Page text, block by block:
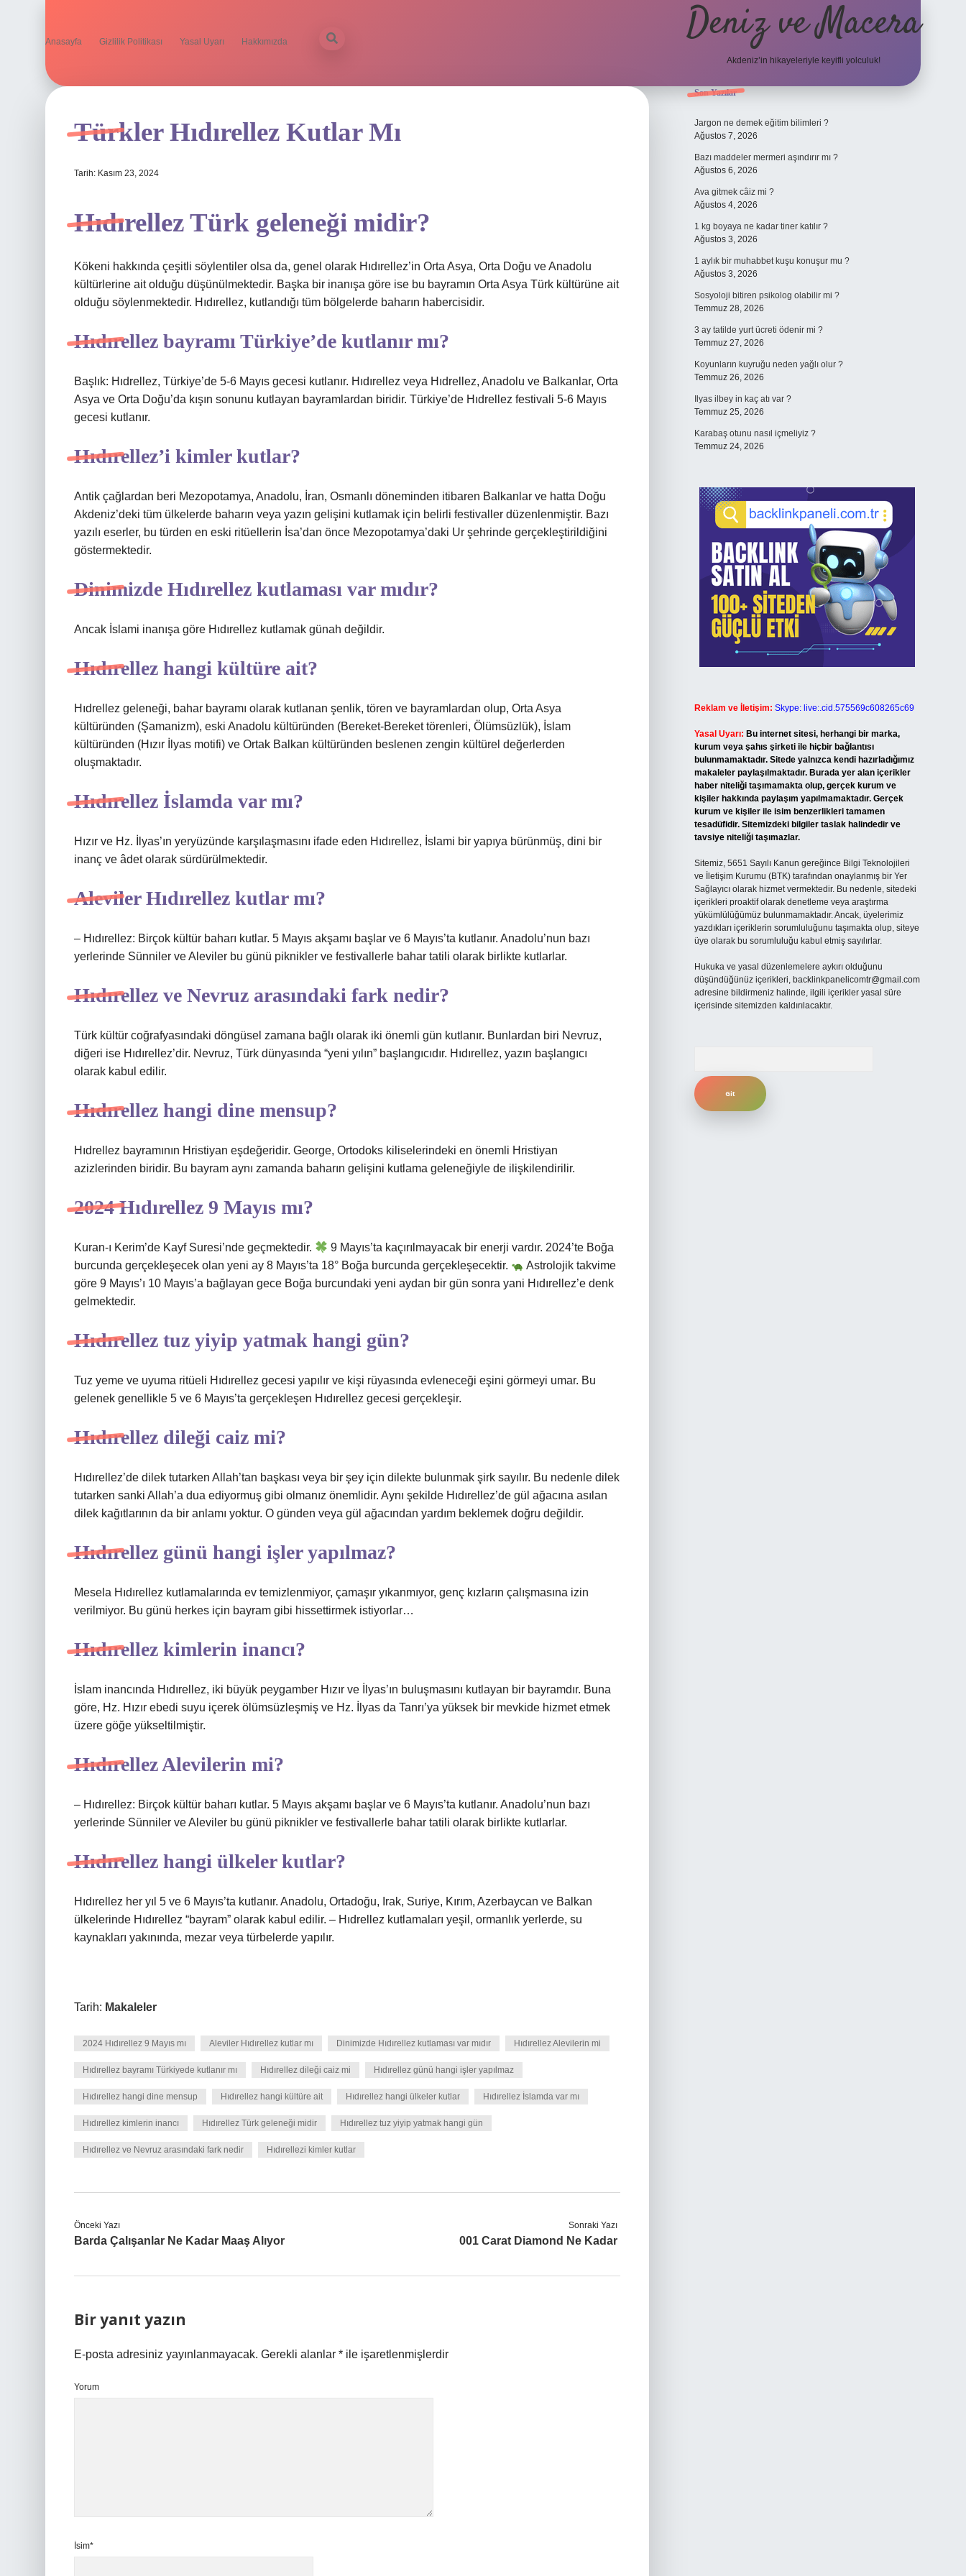
Anasayfa Gizlilik Politikası Yasal Uyarı Hakkımızda Deniz ve Macera
Akdeniz’in hikayeleriyle keyifli yolculuk!
Türkler Hıdırellez Kutlar Mı
Tarih: Kasım 23, 2024
Hıdırellez Türk geleneği midir?
Kökeni hakkında çeşitli söylentiler olsa da, genel olarak Hıdırellez’in Orta Asya, Orta Doğu ve Anadolu
kültürlerine ait olduğu düşünülmektedir. Başka bir inanışa göre ise bu bayramın Orta Asya Türk kültürüne ait
olduğu söylenmektedir. Hıdırellez, kutlandığı tüm bölgelerde baharın habercisidir.
Hıdırellez bayramı Türkiye’de kutlanır mı?
Başlık: Hıdrellez, Türkiye’de 5-6 Mayıs gecesi kutlanır. Hıdırellez veya Hıdrellez, Anadolu ve Balkanlar, Orta
Asya ve Orta Doğu’da kışın sonunu kutlayan bayramlardan biridir. Türkiye’de Hıdrellez festivali 5-6 Mayıs
gecesi kutlanır.
Hıdırellez’i kimler kutlar?
Antik çağlardan beri Mezopotamya, Anadolu, İran, Osmanlı döneminden itibaren Balkanlar ve hatta Doğu
Akdeniz’deki tüm ülkelerde baharın veya yazın gelişini kutlamak için belirli festivaller düzenlenmiştir. Bazı
yazılı eserler, bu türden en eski ritüellerin İsa’dan önce Mezopotamya’daki Ur şehrinde gerçekleştirildiğini
göstermektedir.
Dinimizde Hıdırellez kutlaması var mıdır?
Ancak İslami inanışa göre Hıdırellez kutlamak günah değildir.
Hıdırellez hangi kültüre ait?
Hıdrellez geleneği, bahar bayramı olarak kutlanan şenlik, tören ve bayramlardan olup, Orta Asya
kültüründen (Şamanizm), eski Anadolu kültüründen (Bereket-Bereket törenleri, Ölümsüzlük), İslam
kültüründen (Hızır İlyas motifi) ve Ortak Balkan kültüründen beslenen zengin kültürel değerlerden
oluşmaktadır.
Hıdırellez İslamda var mı?
Hızır ve Hz. İlyas’ın yeryüzünde karşılaşmasını ifade eden Hıdırellez, İslami bir yapıya bürünmüş, dini bir
inanç ve âdet olarak sürdürülmektedir.
Aleviler Hıdırellez kutlar mı?
– Hıdırellez: Birçok kültür baharı kutlar. 5 Mayıs akşamı başlar ve 6 Mayıs’ta kutlanır. Anadolu’nun bazı
yerlerinde Sünniler ve Aleviler bu günü piknikler ve festivallerle bahar tatili olarak birlikte kutlarlar.
Hıdırellez ve Nevruz arasındaki fark nedir?
Türk kültür coğrafyasındaki döngüsel zamana bağlı olarak iki önemli gün kutlanır. Bunlardan biri Nevruz,
diğeri ise Hıdırellez’dir. Nevruz, Türk dünyasında “yeni yılın” başlangıcıdır. Hıdırellez, yazın başlangıcı
olarak kabul edilir.
Hıdırellez hangi dine mensup?
Hıdrellez bayramının Hristiyan eşdeğeridir. George, Ortodoks kiliselerindeki en önemli Hristiyan
azizlerinden biridir. Bu bayram aynı zamanda baharın gelişini kutlama geleneğiyle de ilişkilendirilir.
2024 Hıdırellez 9 Mayıs mı?
Kuran-ı Kerim’de Kayf Suresi’nde geçmektedir.
9 Mayıs’ta kaçırılmayacak bir enerji vardır. 2024’te Boğa
burcunda gerçekleşecek olan yeni ay 8 Mayıs’ta 18° Boğa burcunda gerçekleşecektir.
Astrolojik takvime
göre 9 Mayıs’ı 10 Mayıs’a bağlayan gece Boğa burcundaki yeni aydan bir gün sonra yani Hıdırellez’e denk
gelmektedir.
Hıdırellez tuz yiyip yatmak hangi gün?
Tuz yeme ve uyuma ritüeli Hıdırellez gecesi yapılır ve kişi rüyasında evleneceği eşini görmeyi umar. Bu
gelenek genellikle 5 ve 6 Mayıs’ta gerçekleşen Hıdırellez gecesi gerçekleşir.
Hıdırellez dileği caiz mi?
Hıdırellez’de dilek tutarken Allah’tan başkası veya bir şey için dilekte bulunmak şirk sayılır. Bu nedenle dilek
tutarken sanki Allah’a dua ediyormuş gibi olmanız önemlidir. Aynı şekilde Hıdırellez’de gül ağacına asılan
dilek kağıtlarının da bir anlamı yoktur. O günden veya gül ağacından yardım beklemek doğru değildir.
Hıdırellez günü hangi işler yapılmaz?
Mesela Hıdırellez kutlamalarında ev temizlenmiyor, çamaşır yıkanmıyor, genç kızların çalışmasına izin
verilmiyor. Bu günü herkes için bayram gibi hissettirmek istiyorlar…
Hıdırellez kimlerin inancı?
İslam inancında Hıdırellez, iki büyük peygamber Hızır ve İlyas’ın buluşmasını kutlayan bir bayramdır. Buna
göre, Hz. Hızır ebedi suyu içerek ölümsüzleşmiş ve Hz. İlyas da Tanrı’ya yüksek bir mevkide hizmet etmek
üzere göğe yükseltilmiştir.
Hıdırellez Alevilerin mi?
– Hıdırellez: Birçok kültür baharı kutlar. 5 Mayıs akşamı başlar ve 6 Mayıs’ta kutlanır. Anadolu’nun bazı
yerlerinde Sünniler ve Aleviler bu günü piknikler ve festivallerle bahar tatili olarak birlikte kutlarlar.
Hıdırellez hangi ülkeler kutlar?
Hıdırellez her yıl 5 ve 6 Mayıs’ta kutlanır. Anadolu, Ortadoğu, Irak, Suriye, Kırım, Azerbaycan ve Balkan
ülkelerinde Hıdırellez “bayram” olarak kabul edilir. – Hıdrellez kutlamaları yeşil, ormanlık yerlerde, su
kaynakları yakınında, mezar veya türbelerde yapılır.
Tarih: Makaleler
2024 Hıdırellez 9 Mayıs mı Aleviler Hıdırellez kutlar mı Dinimizde Hıdırellez kutlaması var mıdır Hıdırellez Alevilerin mi
Hıdırellez bayramı Türkiyede kutlanır mı Hıdırellez dileği caiz mi Hıdırellez günü hangi işler yapılmaz
Hıdırellez hangi dine mensup Hıdırellez hangi kültüre ait Hıdırellez hangi ülkeler kutlar Hıdırellez İslamda var mı
Hıdırellez kimlerin inancı Hıdırellez Türk geleneği midir Hıdırellez tuz yiyip yatmak hangi gün
Hıdırellez ve Nevruz arasındaki fark nedir Hıdırellezi kimler kutlar
Önceki Yazı
Barda Çalışanlar Ne Kadar Maaş Alıyor
Sonraki Yazı
001 Carat Diamond Ne Kadar
Bir yanıt yazın
E-posta adresiniz yayınlanmayacak. Gerekli alanlar * ile işaretlenmişlerdir
Yorum
İsim*
Sidebar
Son Yazılar
Jargon ne demek eğitim bilimleri ?
Ağustos 7, 2026
Bazı maddeler mermeri aşındırır mı ?
Ağustos 6, 2026
Ava gitmek câiz mi ?
Ağustos 4, 2026
1 kg boyaya ne kadar tiner katılır ?
Ağustos 3, 2026
1 aylık bir muhabbet kuşu konuşur mu ?
Ağustos 3, 2026
Sosyoloji bitiren psikolog olabilir mi ?
Temmuz 28, 2026
3 ay tatilde yurt ücreti ödenir mi ?
Temmuz 27, 2026
Koyunların kuyruğu neden yağlı olur ?
Temmuz 26, 2026
Ilyas ilbey in kaç atı var ?
Temmuz 25, 2026
Karabaş otunu nasıl içmeliyiz ?
Temmuz 24, 2026
Reklam ve İletişim: Skype: live:.cid.575569c608265c69
Yasal Uyarı: Bu internet sitesi, herhangi bir marka,
kurum veya şahıs şirketi ile hiçbir bağlantısı
bulunmamaktadır. Sitede yalnızca kendi hazırladığımız
makaleler paylaşılmaktadır. Burada yer alan içerikler
haber niteliği taşımamakta olup, gerçek kurum ve
kişiler hakkında paylaşım yapılmamaktadır. Gerçek
kurum ve kişiler ile isim benzerlikleri tamamen
tesadüfidir. Sitemizdeki bilgiler taslak halindedir ve
tavsiye niteliği taşımazlar.
Sitemiz, 5651 Sayılı Kanun gereğince Bilgi Teknolojileri
ve İletişim Kurumu (BTK) tarafından onaylanmış bir Yer
Sağlayıcı olarak hizmet vermektedir. Bu nedenle, sitedeki
içerikleri proaktif olarak denetleme veya araştırma
yükümlülüğümüz bulunmamaktadır. Ancak, üyelerimiz
yazdıkları içeriklerin sorumluluğunu taşımakta olup, siteye
üye olarak bu sorumluluğu kabul etmiş sayılırlar.
Hukuka ve yasal düzenlemelere aykırı olduğunu
düşündüğünüz içerikleri, backlinkpanelicomtr@gmail.com
adresine bildirmeniz halinde, ilgili içerikler yasal süre
içerisinde sitemizden kaldırılacaktır.